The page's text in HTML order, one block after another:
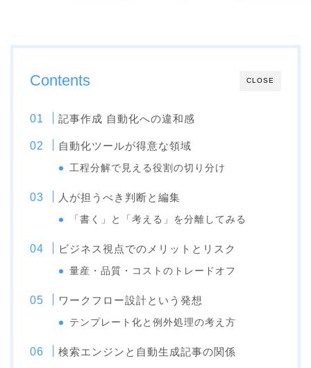
CLOSE
Contents
記事作成 自動化への違和感
自動化ツールが得意な領域
工程分解で見える役割の切り分け
人が担うべき判断と編集
「書く」と「考える」を分離してみる
ビジネス視点でのメリットとリスク
量産・品質・コストのトレードオフ
ワークフロー設計という発想
テンプレート化と例外処理の考え方
検索エンジンと自動生成記事の関係